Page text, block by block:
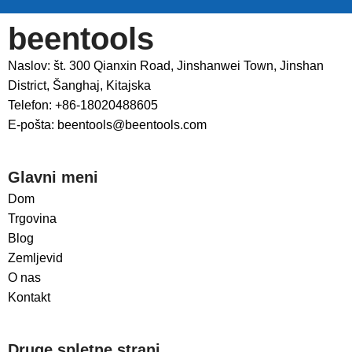
beentools
Naslov: št. 300 Qianxin Road, Jinshanwei Town, Jinshan
District, Šanghaj, Kitajska
Telefon: +86-18020488605
E-pošta: beentools@beentools.com
Glavni meni
Dom
Trgovina
Blog
Zemljevid
O nas
Kontakt